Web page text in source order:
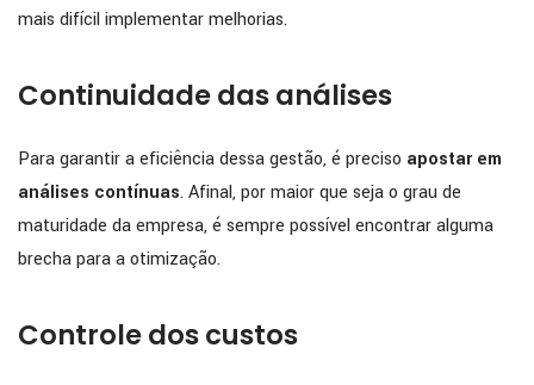
mais difícil implementar melhorias.
Continuidade das análises
Para garantir a eficiência dessa gestão, é preciso apostar em
análises contínuas. Afinal, por maior que seja o grau de
maturidade da empresa, é sempre possível encontrar alguma
brecha para a otimização.
Controle dos custos